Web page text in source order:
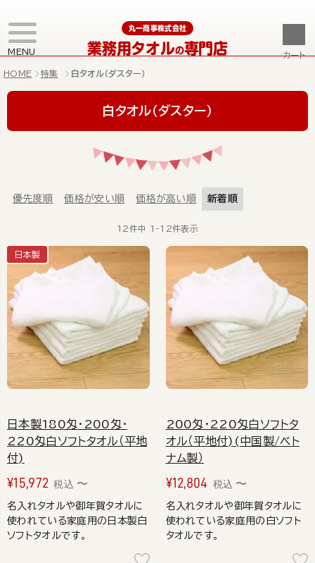
MENU
丸一商事株式会社
業務用タオルの専門店 カート
HOME 特集 白タオル（ダスター）
白タオル（ダスター）
優先度順 価格が安い順 価格が高い順 新着順
12件中 1 -12件表示
日本製180匁・200匁・
220匁白ソフトタオル（平地
付)
日本製
¥15,972 税込 〜
名入れタオルや御年賀タオルに
使われている家庭用の日本製白
ソフトタオルです。
200匁・220匁白ソフトタ
オル（平地付)(中国製/ベト
ナム製）
¥12,804 税込 〜
名入れタオルや御年賀タオルに
使われている家庭用の白ソフト
タオルです。